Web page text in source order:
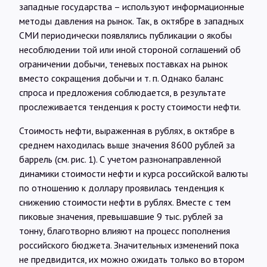
западные государства – используют информационные
методы давления на рынок. Так, в октябре в западных
СМИ периодически появлялись публикации о якобы
несоблюдении той или иной стороной соглашений об
ограничении добычи, теневых поставках на рынок
вместо сокращения добычи и т. п. Однако баланс
спроса и предложения соблюдается, в результате
прослеживается тенденция к росту стоимости нефти.
Стоимость нефти, выраженная в рублях, в октябре в
среднем находилась выше значения 8600 рублей за
баррель (см. рис. 1). С учетом разнонаправленной
динамики стоимости нефти и курса российской валюты
по отношению к доллару проявилась тенденция к
снижению стоимости нефти в рублях. Вместе с тем
пиковые значения, превышавшие 9 тыс. рублей за
тонну, благотворно влияют на процесс пополнения
российского бюджета. Значительных изменений пока
не предвидится, их можно ожидать только во втором